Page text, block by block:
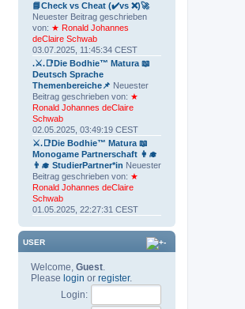
📘Check vs Cheat (✔️vs ❌)🚀
Neuester Beitrag geschrieben
von: ★ Ronald Johannes
deClaire Schwab
03.07.2025, 11:45:34 CEST
.⚔.📑Die Bodhie™ Matura 📖
Deutsch Sprache
Themenbereiche📌 Neuester
Beitrag geschrieben von: ★
Ronald Johannes deClaire
Schwab
02.05.2025, 03:49:19 CEST
⚔.📑Die Bodhie™ Matura 📖
Monogame Partnerschaft 👩‍🎓
👨‍🎓 StudierPartner*in Neuester
Beitrag geschrieben von: ★
Ronald Johannes deClaire
Schwab
01.05.2025, 22:27:31 CEST
USER
Welcome, Guest.
Please login or register.
Login: